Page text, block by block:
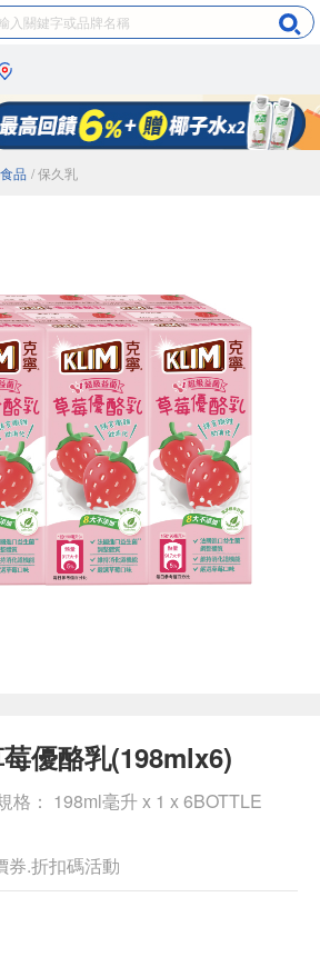
品 / 保久乳
優酪乳(198mlx6)
格： 198ml毫升 x 1 x 6BOTTLE
券.折扣碼活動